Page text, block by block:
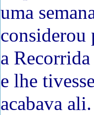
uma
considerou
a
e lhe
acabava ali.